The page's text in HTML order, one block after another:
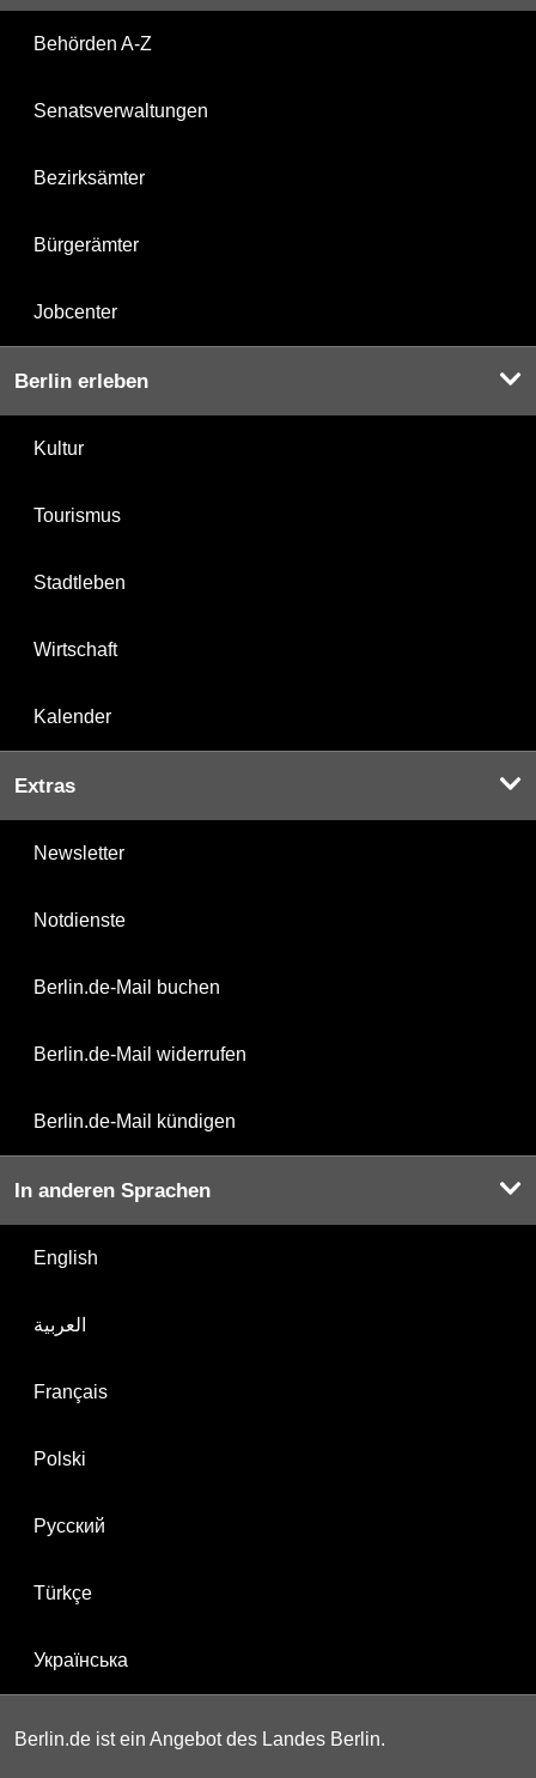
Behörden A-Z
Senatsverwaltungen
Bezirksämter
Bürgerämter
Jobcenter
Berlin erleben
Kultur
Tourismus
Stadtleben
Wirtschaft
Kalender
Extras
Newsletter
Notdienste
Berlin.de-Mail buchen
Berlin.de-Mail widerrufen
Berlin.de-Mail kündigen
In anderen Sprachen
English
العربية
Français
Polski
Русский
Türkçe
Українська
Berlin.de ist ein Angebot des Landes Berlin.